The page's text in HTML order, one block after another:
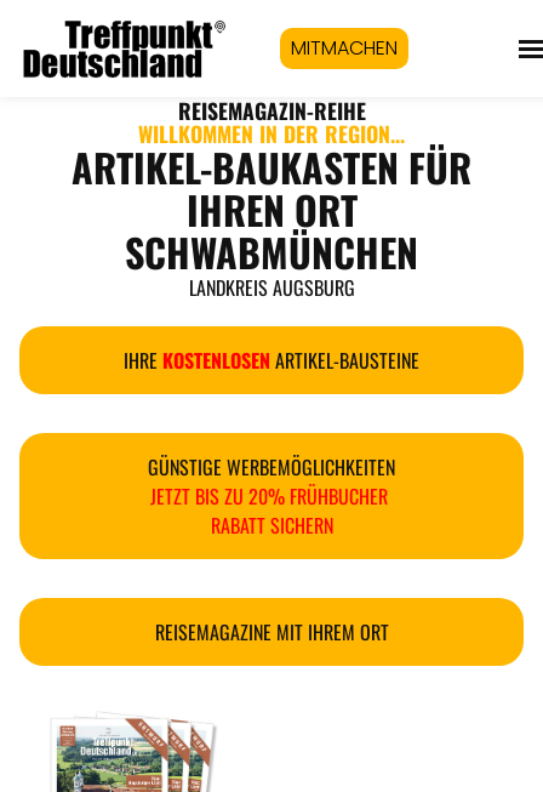
MITMACHEN
REISEMAGAZIN-REIHE
WILLKOMMEN IN DER REGION...
ARTIKEL-BAUKASTEN FÜR
IHREN ORT
SCHWABMÜNCHEN
LANDKREIS AUGSBURG
IHRE KOSTENLOSEN ARTIKEL-BAUSTEINE
GÜNSTIGE WERBEMÖGLICHKEITEN
JETZT BIS ZU 20% FRÜHBUCHER
RABATT SICHERN
REISEMAGAZINE MIT IHREM ORT